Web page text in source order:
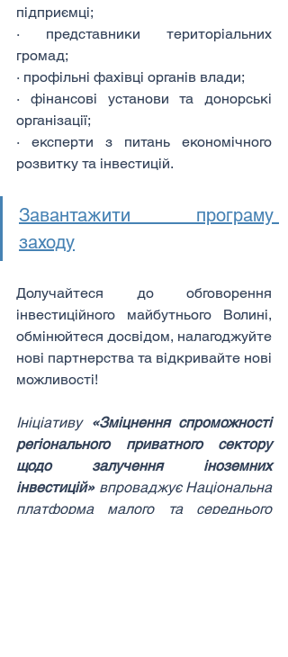
підприємці;
· представники територіальних
громад;
· профільні фахівці органів влади;
· фінансові установи та донорські
організації;
· експерти з питань економічного
розвитку та інвестицій.
Завантажити програму
заходу
Долучайтеся до обговорення
інвестиційного майбутнього Волині,
обмінюйтеся досвідом, налагоджуйте
нові партнерства та відкривайте нові
можливості!
Ініціативу «Зміцнення спроможності
регіонального приватного сектору
щодо залучення іноземних
інвестицій» впроваджує Національна
платформа малого та середнього